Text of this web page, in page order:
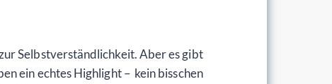
Selbstverständlichkeit. Aber es gibt
ein echtes Highlight – kein bisschen